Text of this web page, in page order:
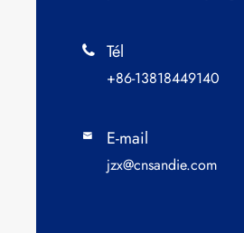
 Tél
+86-13818449140
 E-mail
jzx@cnsandie.com